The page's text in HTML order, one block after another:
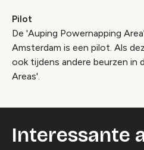
Pilot
De 'Auping Powernapping
Amsterdam is een pilot. Als
ook tijdens andere beurzen in
Areas'.
Interessante